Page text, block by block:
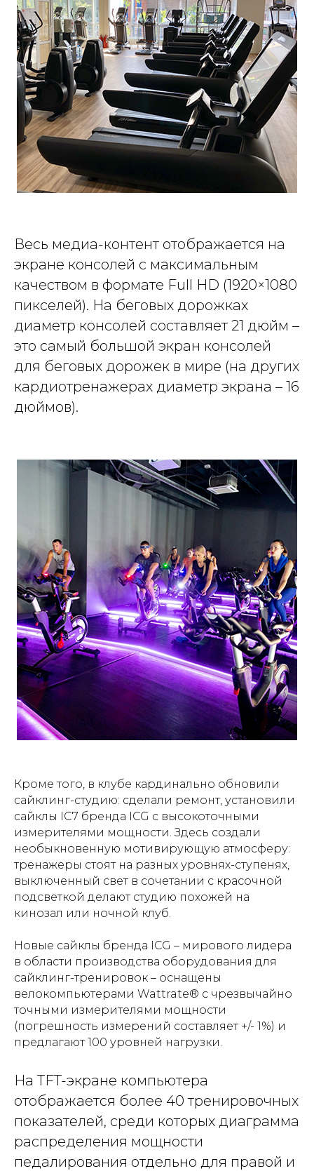
Весь медиа-контент отображается на
экране консолей с максимальным
качеством в формате Full HD (1920×1080
пикселей). На беговых дорожках
диаметр консолей составляет 21 дюйм –
это самый большой экран консолей
для беговых дорожек в мире (на других
кардиотренажерах диаметр экрана – 16
дюймов).
Кроме того, в клубе кардинально обновили
сайклинг-студию: сделали ремонт, установили
сайклы IC7 бренда ICG с высокоточными
измерителями мощности. Здесь создали
необыкновенную мотивирующую атмосферу:
тренажеры стоят на разных уровнях-ступенях,
выключенный свет в сочетании с красочной
подсветкой делают студию похожей на
кинозал или ночной клуб.
Новые сайклы бренда ICG – мирового лидера
в области производства оборудования для
сайклинг-тренировок – оснащены
велокомпьютерами Wattrate® с чрезвычайно
точными измерителями мощности
(погрешность измерений составляет +/- 1%) и
предлагают 100 уровней нагрузки.
На TFT-экране компьютера
отображается более 40 тренировочных
показателей, среди которых диаграмма
распределения мощности
педалирования отдельно для правой и